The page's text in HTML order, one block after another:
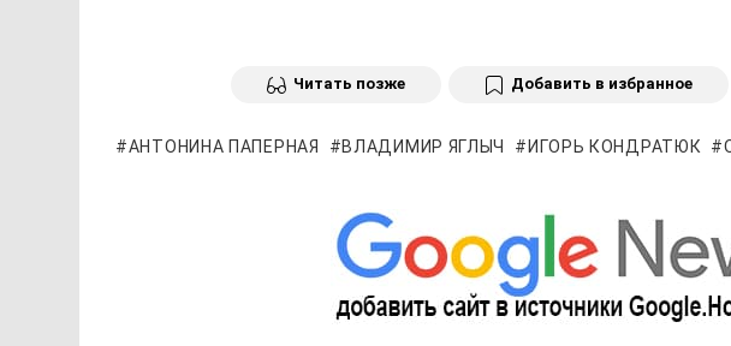
Читать позже Добавить в избранное
АНТОНИНА ПАПЕРНАЯ ВЛАДИМИР ЯГЛЫЧ ИГОРЬ КОНДРАТЮК